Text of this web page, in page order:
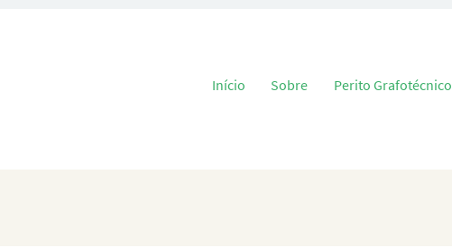
Pular para o conteúdo
Início Sobre Perito Grafotécnico